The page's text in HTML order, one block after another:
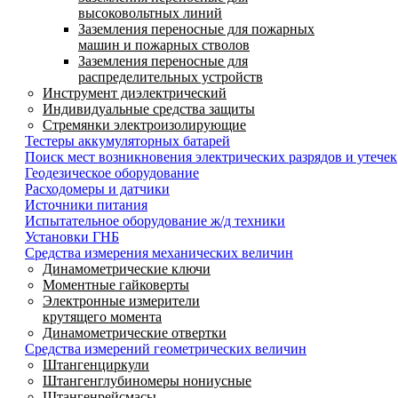
высоковольтных линий
Заземления переносные для пожарных
машин и пожарных стволов
Заземления переносные для
распределительных устройств
Инструмент диэлектрический
Индивидуальные средства защиты
Стремянки электроизолирующие
Тестеры аккумуляторных батарей
Поиск мест возникновения электрических разрядов и утечек
Геодезическое оборудование
Расходомеры и датчики
Источники питания
Испытательное оборудование ж/д техники
Установки ГНБ
Средства измерения механических величин
Динамометрические ключи
Моментные гайковерты
Электронные измерители
крутящего момента
Динамометрические отвертки
Средства измерений геометрических величин
Штангенциркули
Штангенглубиномеры нониусные